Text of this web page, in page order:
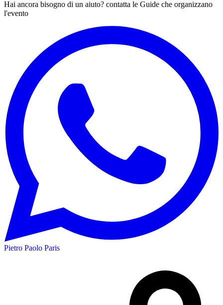
Hai ancora bisogno di un aiuto? contatta le Guide che organizzano
l'evento
Pietro Paolo Paris